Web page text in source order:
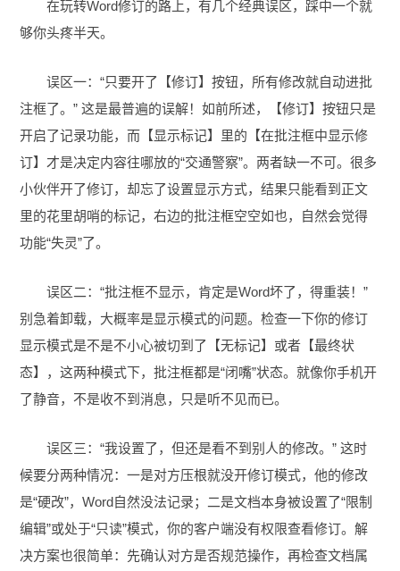
在玩转Word修订的路上，有几个经典误区，踩中一个就
够你头疼半天。
误区一：“只要开了【修订】按钮，所有修改就自动进批
注框了。” 这是最普遍的误解！如前所述，【修订】按钮只是
开启了记录功能，而【显示标记】里的【在批注框中显示修
订】才是决定内容往哪放的“交通警察”。两者缺一不可。很多
小伙伴开了修订，却忘了设置显示方式，结果只能看到正文
里的花里胡哨的标记，右边的批注框空空如也，自然会觉得
功能“失灵”了。
误区二：“批注框不显示，肯定是Word坏了，得重装！”
别急着卸载，大概率是显示模式的问题。检查一下你的修订
显示模式是不是不小心被切到了【无标记】或者【最终状
态】，这两种模式下，批注框都是“闭嘴”状态。就像你手机开
了静音，不是收不到消息，只是听不见而已。
误区三：“我设置了，但还是看不到别人的修改。” 这时
候要分两种情况：一是对方压根就没开修订模式，他的修改
是“硬改”，Word自然没法记录；二是文档本身被设置了“限制
编辑”或处于“只读”模式，你的客户端没有权限查看修订。解
决方案也很简单：先确认对方是否规范操作，再检查文档属